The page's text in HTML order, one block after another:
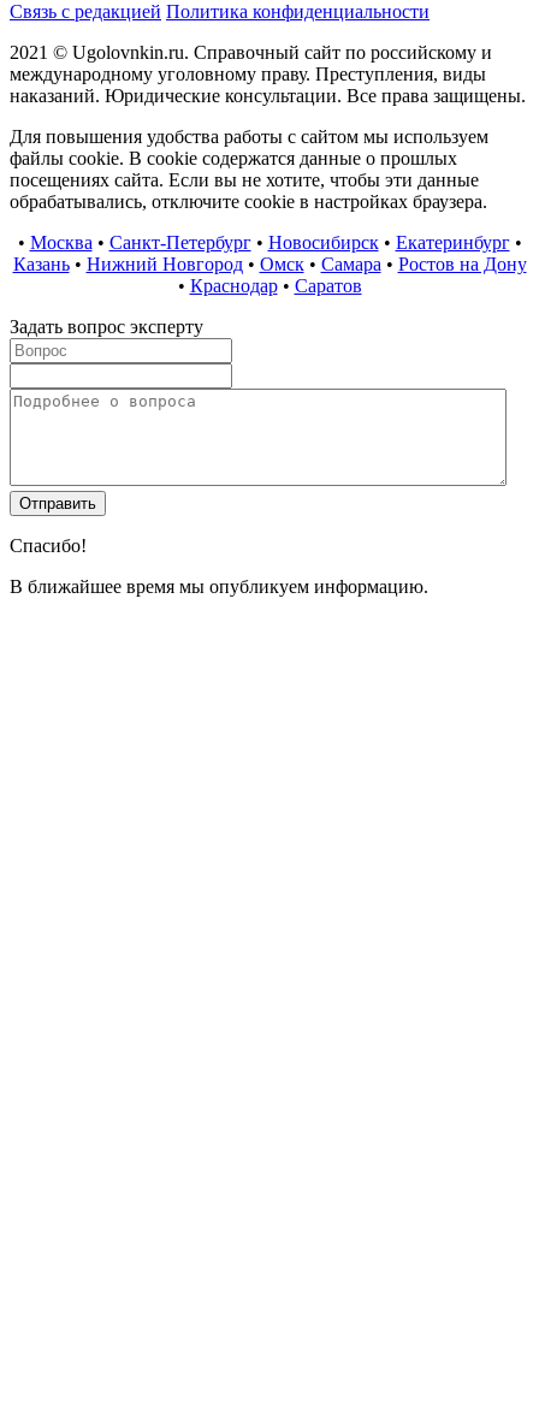
Связь с редакцией Политика конфиденциальности
2021 © Ugolovnkin.ru. Справочный сайт по российскому и
международному уголовному праву. Преступления, виды
наказаний. Юридические консультации. Все права защищены.
Для повышения удобства работы с сайтом мы используем
файлы cookie. В cookie содержатся данные о прошлых
посещениях сайта. Если вы не хотите, чтобы эти данные
обрабатывались, отключите cookie в настройках браузера.
• Москва• Санкт-Петербург• Новосибирск• Екатеринбург•
Казань• Нижний Новгород• Омск• Самара• Ростов на Дону
• Краснодар• Саратов
Задать вопрос эксперту
Спасибо!
В ближайшее время мы опубликуем информацию.